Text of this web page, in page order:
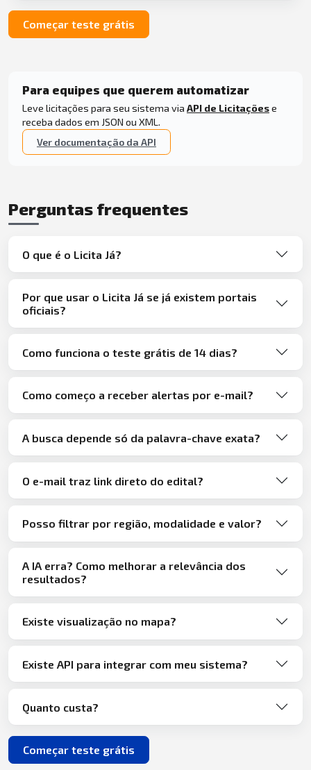
Começar teste grátis
Para equipes que querem automatizar
Leve licitações para seu sistema via API de Licitaçõese
receba dados em JSON ou XML.
Ver documentação da API
Perguntas frequentes
O que é o Licita Já?
Por que usar o Licita Já se já existem portais
oficiais?
Como funciona o teste grátis de 14 dias?
Como começo a receber alertas por e-mail?
A busca depende só da palavra-chave exata?
O e-mail traz link direto do edital?
Posso filtrar por região, modalidade e valor?
A IA erra? Como melhorar a relevância dos
resultados?
Existe visualização no mapa?
Existe API para integrar com meu sistema?
Quanto custa?
Começar teste grátis